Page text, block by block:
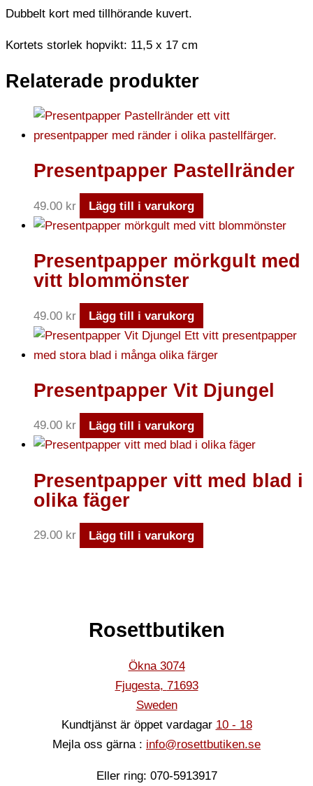
Dubbelt kort med tillhörande kuvert.
Kortets storlek hopvikt: 11,5 x 17 cm
Relaterade produkter
Presentpapper Pastellränder
49.00 kr Lägg till i varukorg
Presentpapper mörkgult med
vitt blommönster
49.00 kr Lägg till i varukorg
Presentpapper Vit Djungel
49.00 kr Lägg till i varukorg
Presentpapper vitt med blad i
olika fäger
29.00 kr Lägg till i varukorg
Rosettbutiken
Ökna 3074
Fjugesta, 71693
Sweden
Kundtjänst är öppet vardagar 10 - 18
Mejla oss gärna : info@rosettbutiken.se
Eller ring: 070-5913917